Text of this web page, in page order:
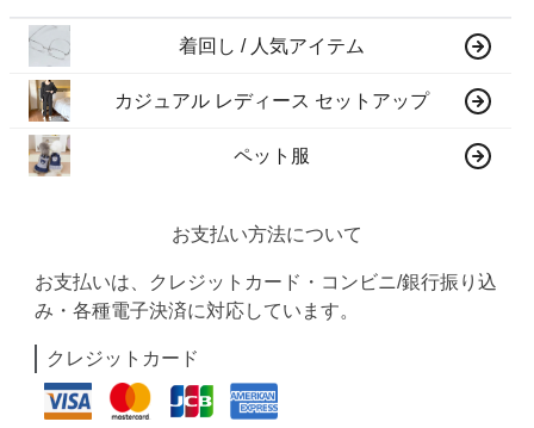
着回し / 人気アイテム
カジュアル レディース セットアップ
ペット服
お支払い方法について
お支払いは、クレジットカード・コンビニ/銀行振り込
み・各種電子決済に対応しています。
クレジットカード